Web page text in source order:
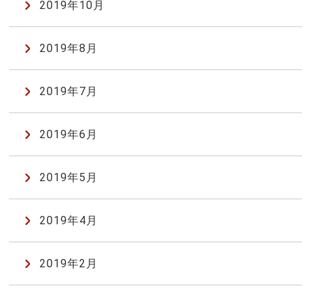
2019年10月
2019年8月
2019年7月
2019年6月
2019年5月
2019年4月
2019年2月